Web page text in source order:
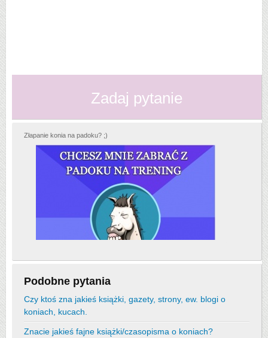
Zadaj pytanie
Złapanie konia na padoku? ;)
Podobne pytania
Czy ktoś zna jakieś książki, gazety, strony, ew. blogi o
koniach, kucach.
Znacie jakieś fajne książki/czasopisma o koniach?